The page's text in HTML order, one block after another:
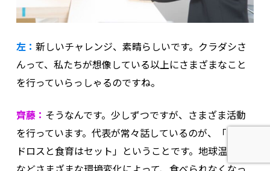
左： 新しいチャレンジ、素晴らしいです。クラダシさ
んって、私たちが想像している以上にさまざまなこと
を行っていらっしゃるのですね。
齊藤： そうなんです。少しずつですが、さまざま活動
を行っています。代表が常々話しているのが、「フー
ドロスと食育はセット」ということです。地球温暖化